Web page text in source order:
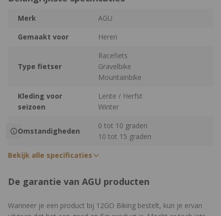
Merk
AGU
Gemaakt voor
Heren
Type fietser
Racefiets
Gravelbike
Mountainbike
Kleding voor
seizoen
Lente / Herfst
Winter
Omstandigheden
0 tot 10 graden
10 tot 15 graden
Bekijk alle specificaties
De garantie van AGU producten
Wanneer je een product bij 12GO Biking bestelt, kun je ervan